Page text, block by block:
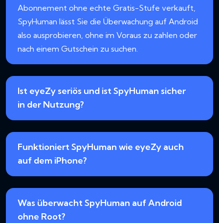
Abonnement ohne echte Gratis-Stufe verkauft,
SpyHuman lässt Sie die Überwachung auf Android
also ausprobieren, ohne im Voraus zu zahlen oder
nach einem Gutschein zu suchen.
Ist eyeZy seriös und ist SpyHuman sicher
in der Nutzung?
Funktioniert SpyHuman wie eyeZy auch
auf dem iPhone?
Was überwacht SpyHuman auf Android
ohne Root?